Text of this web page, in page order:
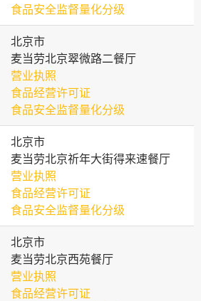
食品安全监督量化分级
北京市
麦当劳北京翠微路二餐厅
营业执照
食品经营许可证
食品安全监督量化分级
北京市
麦当劳北京祈年大街得来速餐厅
营业执照
食品经营许可证
食品安全监督量化分级
北京市
麦当劳北京西苑餐厅
营业执照
食品经营许可证